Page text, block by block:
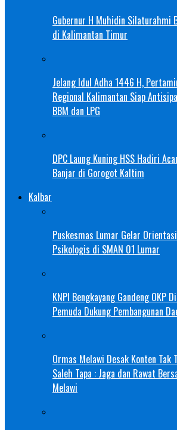
Gubernur H Muhidin Silaturahmi
di Kalimantan Timur
Jelang Idul Adha 1446 H,
Regional Kalimantan Siap
BBM dan LPG
DPC Laung Kuning HSS Hadiri
Banjar di Gorogot Kaltim
Kalbar
Puskesmas Lumar Gelar
Psikologis di SMAN 01 Lumar
KNPI Bengkayang Gandeng OKP
Pemuda Dukung Pembangunan
Ormas Melawi Desak Konten
Saleh Tapa : Jaga dan Rawat
Melawi